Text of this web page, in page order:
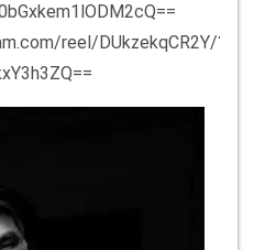
reel/DUkzekqCR2Y/?